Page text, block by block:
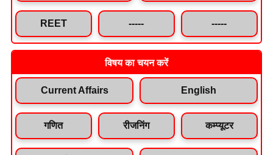
REET ----- -----
विषय का चयन करें
Current Affairs English
गणित रीजनिंग कम्प्यूटर